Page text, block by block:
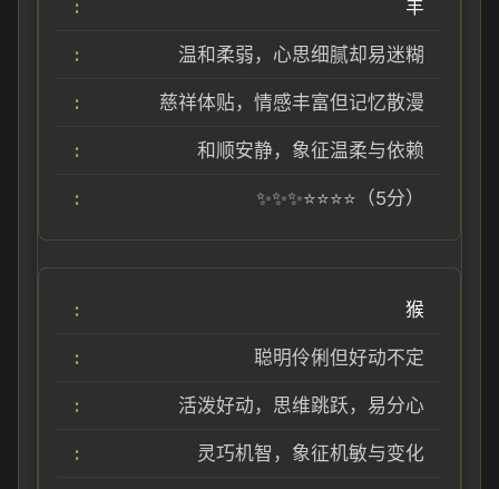
羊
温和柔弱，心思细腻却易迷糊
慈祥体贴，情感丰富但记忆散漫
和顺安静，象征温柔与依赖
✨✨✨⭐⭐⭐⭐（5分）
猴
聪明伶俐但好动不定
活泼好动，思维跳跃，易分心
灵巧机智，象征机敏与变化